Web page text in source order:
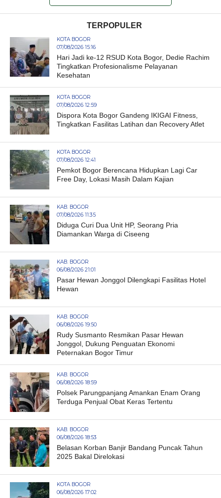
TERPOPULER
KOTA BOGOR
07/08/2026 15:16
Hari Jadi ke-12 RSUD Kota Bogor, Dedie Rachim
Tingkatkan Profesionalisme Pelayanan
Kesehatan
KOTA BOGOR
07/08/2026 12:59
Dispora Kota Bogor Gandeng IKIGAI Fitness,
Tingkatkan Fasilitas Latihan dan Recovery Atlet
KOTA BOGOR
07/08/2026 12:41
Pemkot Bogor Berencana Hidupkan Lagi Car
Free Day, Lokasi Masih Dalam Kajian
KAB. BOGOR
07/08/2026 11:35
Diduga Curi Dua Unit HP, Seorang Pria
Diamankan Warga di Ciseeng
KAB. BOGOR
06/08/2026 21:01
Pasar Hewan Jonggol Dilengkapi Fasilitas Hotel
Hewan
KAB. BOGOR
06/08/2026 19:50
Rudy Susmanto Resmikan Pasar Hewan
Jonggol, Dukung Penguatan Ekonomi
Peternakan Bogor Timur
KAB. BOGOR
06/08/2026 18:59
Polsek Parungpanjang Amankan Enam Orang
Terduga Penjual Obat Keras Tertentu
KAB. BOGOR
06/08/2026 18:53
Belasan Korban Banjir Bandang Puncak Tahun
2025 Bakal Direlokasi
KOTA BOGOR
06/08/2026 17:02